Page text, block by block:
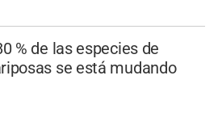
% de las especies de
se está mudando